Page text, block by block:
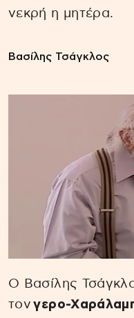
νεκρή η μητέρα.
Βασίλης Τσάγκλος
Ο Βασίλης
τονγερο-